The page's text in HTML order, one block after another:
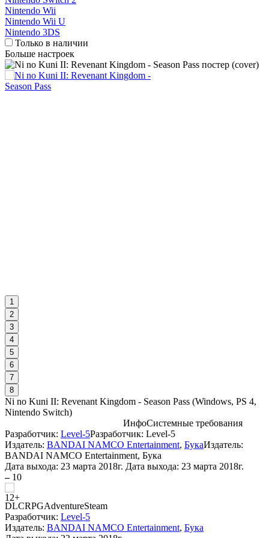
Nintendo Wii
Nintendo Wii U
Nintendo 3DS
Только в наличии
Больше настроек
1
2
3
4
5
6
7
8
Ni no Kuni II: Revenant Kingdom - Season Pass (Windows, PS 4,
Nintendo Switch)
ИнфоСистемные требования
Разработчик: Level-5Разработчик: Level-5
Издатель: BANDAI NAMCO Entertainment, БукаИздатель:
BANDAI NAMCO Entertainment, Бука
Дата выхода: 23 марта 2018г. Дата выхода: 23 марта 2018г.
– 10
DLCRPGAdventureSteam
Разработчик: Level-5
Издатель: BANDAI NAMCO Entertainment, Бука